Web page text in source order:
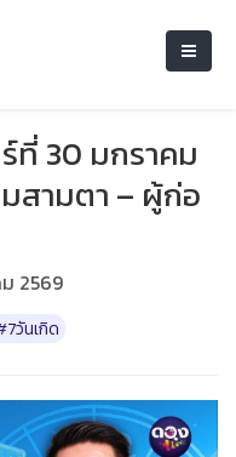
ที่ 30 มกราคม
สามตา – ผู้ก่อ
2569
วันเกิด